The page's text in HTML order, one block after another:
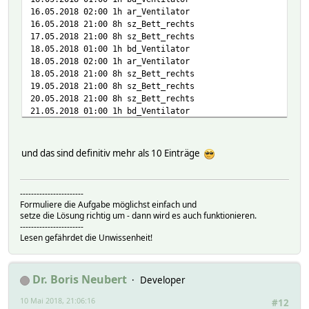
16.05.2018 02:00 1h ar_Ventilator
16.05.2018 21:00 8h sz_Bett_rechts
17.05.2018 21:00 8h sz_Bett_rechts
18.05.2018 01:00 1h bd_Ventilator
18.05.2018 02:00 1h ar_Ventilator
18.05.2018 21:00 8h sz_Bett_rechts
19.05.2018 21:00 8h sz_Bett_rechts
20.05.2018 21:00 8h sz_Bett_rechts
21.05.2018 01:00 1h bd_Ventilator
22.05.2018 21:00 8h sz_Bett_rechts
25.05.2018 01:00 1h bd_Ventilator
25.05.2018 02:00 1h ar_Ventilator
27.05.2018 12:00 17h sz_Bett_rechts
28.05.2018 01:00 1h bd_Ventilator
28.05.2018 21:00 8h sz_Bett_rechts
30.05.2018 01:00 1h bd_Ventilator
30.05.2018 02:00 1h ar_Ventilator
und das sind definitiv mehr als 10 Einträge
-----------------------
Formuliere die Aufgabe möglichst einfach und
setze die Lösung richtig um - dann wird es auch funktionieren.
-----------------------
Lesen gefährdet die Unwissenheit!
Dr. Boris Neubert
Developer
#12
10 Mai 2018, 21:06:16